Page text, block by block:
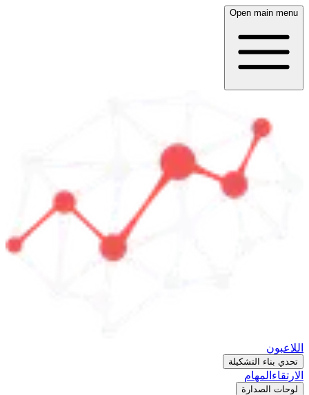
Open main menu
اللاعبون
تحدي بناء التشكيلة
الارتقاء المهام
لوحات الصدارة